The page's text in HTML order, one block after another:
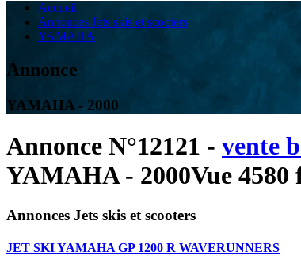
Accueil
Annonces Jets skis et scooters
YAMAHA
Annonce
YAMAHA - 2000
Annonce N°12121 - vente
YAMAHA - 2000Vue 4580
Annonces Jets skis et scooters
JET SKI YAMAHA GP 1200 R WAVERUNNERS